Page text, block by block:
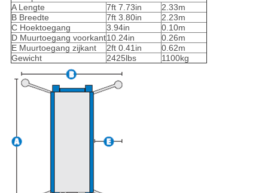
A Lengte
7ft 7.73in
2.33m
B Breedte
7ft 3.80in
2.23m
C Hoektoegang
3.94in
0.10m
D Muurtoegang voorkant10.24in
0.26m
E Muurtoegang zijkant
2ft 0.41in
0.62m
Gewicht
2425lbs 1100kg